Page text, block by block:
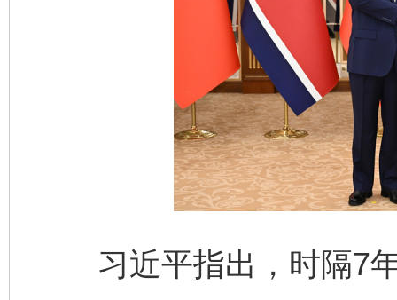
习近平指出，时隔7年